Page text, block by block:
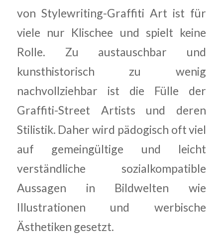
von Stylewriting-Graffiti Art ist für
viele nur Klischee und spielt keine
Rolle. Zu austauschbar und
kunsthistorisch zu wenig
nachvollziehbar ist die Fülle der
Graffiti-Street Artists und deren
Stilistik. Daher wird pädogisch oft viel
auf gemeingültige und leicht
verständliche sozialkompatible
Aussagen in Bildwelten wie
Illustrationen und werbische
Ästhetiken gesetzt.